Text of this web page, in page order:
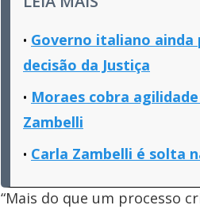
Governo italiano
decisão da Justiça
Moraes cobra
Zambelli
Carla Zambelli é solta
“Mais do que um processo